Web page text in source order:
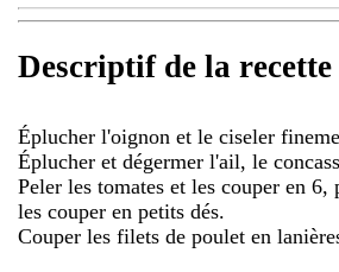
Descriptif de la recette
Éplucher l'oignon et le ciseler
Éplucher et dégermer l'ail, le
Peler les tomates et les couper en 6,
les couper en petits dés.
Couper les filets de poulet en